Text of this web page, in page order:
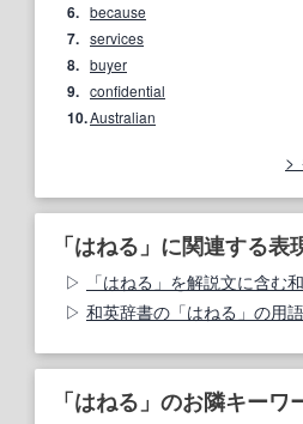
6. because
7. services
8. buyer
9. confidential
10.Australian
「はねる」に関連する表
「はねる」を解説文に含む
和英辞書の「はねる」の用
「はねる」のお隣キーワ